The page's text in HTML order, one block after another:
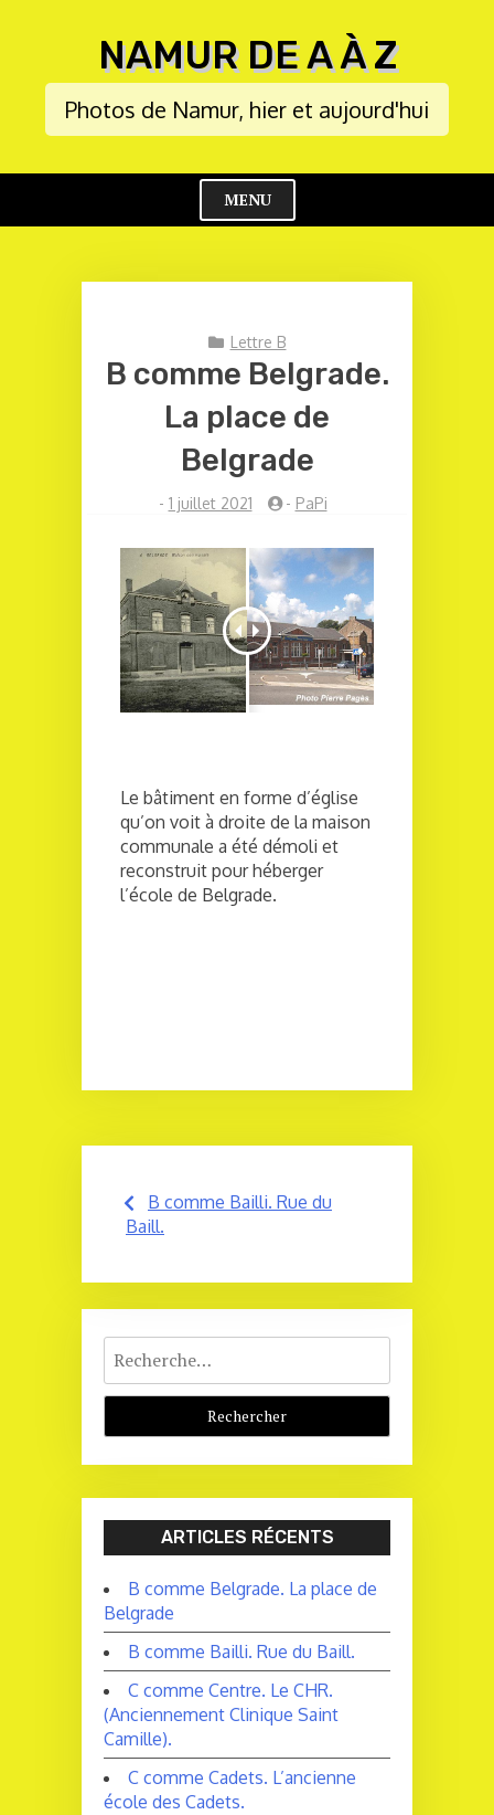
NAMUR DE A À Z
Photos de Namur, hier et aujourd'hui
MENU
Lettre B
B comme Belgrade.
La place de
Belgrade
- 1 juillet 2021 - PaPi
Le bâtiment en forme d’église
qu’on voit à droite de la maison
communale a été démoli et
reconstruit pour héberger
l’école de Belgrade.
Navigation
de
l’article
B comme Bailli. Rue du
Baill.
Rechercher :
ARTICLES RÉCENTS
B comme Belgrade. La place de
Belgrade
B comme Bailli. Rue du Baill.
C comme Centre. Le CHR.
(Anciennement Clinique Saint
Camille).
C comme Cadets. L’ancienne
école des Cadets.